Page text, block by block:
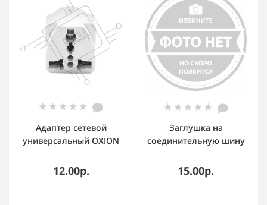
Адаптер сетевой
универсальный OXION
медь, OX-
SKTADP220PBAG
12.00р.
Заглушка на
соединительную шину
15.00р.